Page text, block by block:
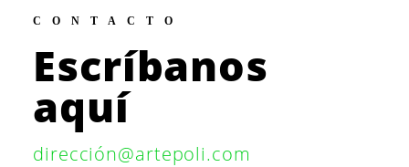
CONTACTO
Escríbanos
aquí
dirección@artepoli.com